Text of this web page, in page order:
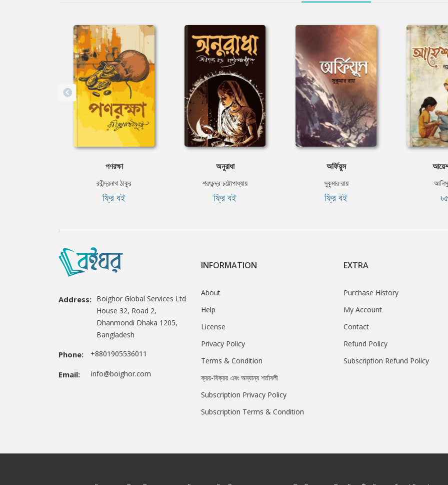
পণরক্ষা
রবীন্দ্রনাথ ঠাকুর
ফ্রি বই
অনুরাধা
শরৎচন্দ্র চট্টোপাধ্যায়
ফ্রি বই
অর্ফিয়ুস
সুকুমার রায়
ফ্রি বই
Address: Boighor Global Services Ltd
House 32, Road 2,
Dhanmondi Dhaka 1205,
Bangladesh
Phone: +8801905536011
Email: info@boighor.com
INFORMATION
About
Help
License
Privacy Policy
Terms & Condition
ক্রয়-বিক্রয় এবং অন্যান্য শর্তাবলী
Subscription Privacy Policy
Subscription Terms & Condition
EXTRA
Purchase History
My Account
Contact
Refund Policy
Subscription Refund Policy